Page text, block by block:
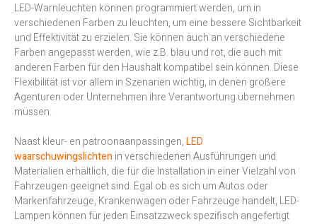
LED-Warnleuchten können programmiert werden, um in
verschiedenen Farben zu leuchten, um eine bessere Sichtbarkeit
und Effektivität zu erzielen. Sie können auch an verschiedene
Farben angepasst werden, wie z.B. blau und rot, die auch mit
anderen Farben für den Haushalt kompatibel sein können. Diese
Flexibilität ist vor allem in Szenarien wichtig, in denen größere
Agenturen oder Unternehmen ihre Verantwortung übernehmen
müssen.
Naast kleur- en patroonaanpassingen,LED
waarschuwingslichten in verschiedenen Ausführungen und
Materialien erhältlich, die für die Installation in einer Vielzahl von
Fahrzeugen geeignet sind. Egal ob es sich um Autos oder
Markenfahrzeuge, Krankenwagen oder Fahrzeuge handelt, LED-
Lampen können für jeden Einsatzzweck spezifisch angefertigt